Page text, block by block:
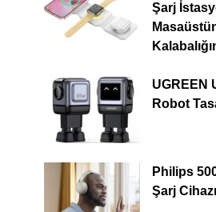
Şarj
UGREEN
Robot
Philips
Şarj